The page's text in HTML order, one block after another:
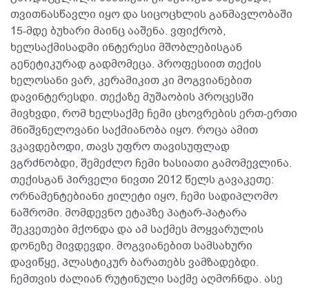
თვითნასწავლი იყო და სიცოცხლის განმავლობაში
15-მდე ბუხარი მაინც ააშენა. ვფიქრობ,
ხელსაქმისადმი ინტერესი მშობლებისგან
გენეტიკურად გადმომეცა. პროფესიით თექის
ხელოსანი ვარ, კერამიკით კი მოგვიანებით
დავინტერესდი. თექაზე მუშაობის პროცესში
მივხვდი, რომ ხელსაქმე ჩემი ცხოვრების ერთ-ერთი
მნიშვნელოვანი საქმიანობა იყო. როცა ამით
ვკავდებოდი, თავს უფრო თავისუფლად
ვგრძნობდი, შემეძლო ჩემი ხასიათი გამომევლინა.
თექისგან პირველი ნივთი 2012 წელს გავაკეთე:
ორნამენტებიანი ჟილეტი იყო, ჩემი სადიპლომო
ნაშრომი. მომდევნო ეტაპზე პატარ-პატარა
შეკვეთები მქონდა და ამ საქმეს მოყვარულის
დონეზე მივდევდი. მოგვიანებით სამსახური
დავიწყე, პლასტიკურ ბარათებს ვამზადებდი.
ჩემთვის ძალიან რუტინული საქმე აღმოჩნდა. ასე